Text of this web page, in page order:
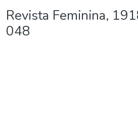
Digital
Revista Feminina,
048